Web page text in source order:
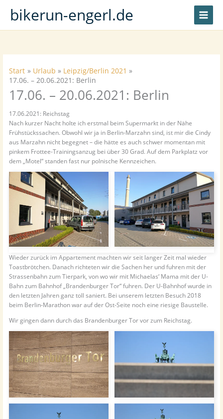
Inhalt
springenbikerun-engerl.de
Start Urlaub
Leipzig/Berlin 2021
17.06. – 20.06.2021: Berlin
17.06. – 20.06.2021: Berlin
17.06.2021: Reichstag
Nach kurzer Nacht holte ich erstmal beim Supermarkt in der Nähe
Frühstückssachen. Obwohl wir ja in Berlin-Marzahn sind, ist mir die Cindy
aus Marzahn nicht begegnet – die hätte es auch schwer momentan mit
pinkem Frottee-Trainingsanzug bei über 30 Grad. Auf dem Parkplatz vor
dem „Motel“ standen fast nur polnische Kennzeichen.
Wieder zurück im Appartement machten wir seit langer Zeit mal wieder
Toastbrötchen. Danach richteten wir die Sachen her und fuhren mit der
Strassenbahn zum Tierpark, von wo wir mit Michaelas‘ Mama mit der U-
Bahn zum Bahnhof „Brandenburger Tor“ fuhren. Der U-Bahnhof wurde in
den letzten Jahren ganz toll saniert. Bei unserem letzten Besuch 2018
beim Berlin-Marathon war auf der Ost-Seite noch eine riesige Baustelle.
Wir gingen dann durch das Brandenburger Tor vor zum Reichstag.